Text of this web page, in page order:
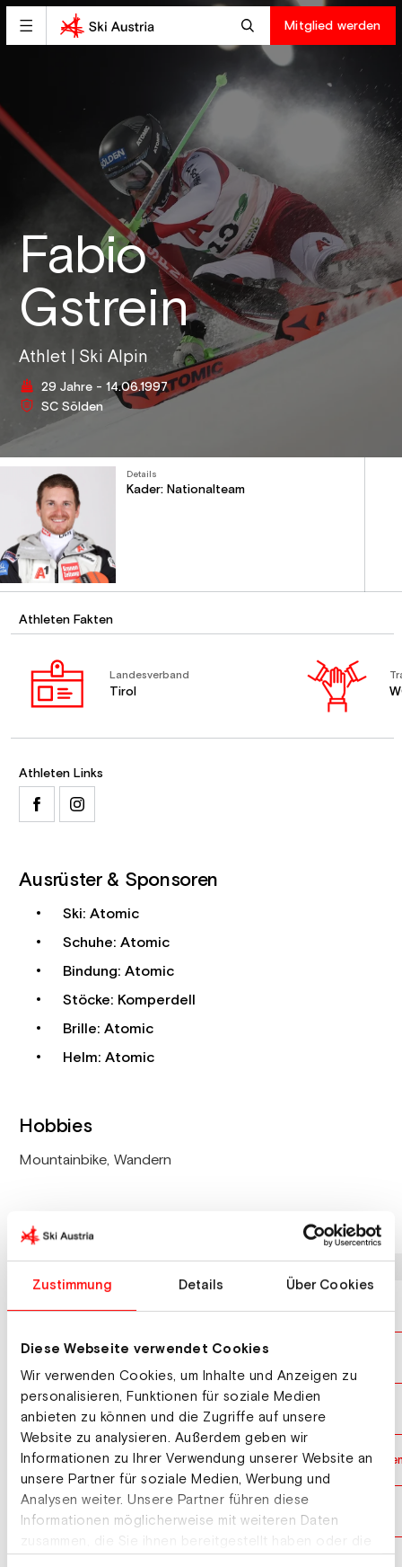
Zustimmung Details Über Cookies
Diese Webseite verwendet Cookies
Wir verwenden Cookies, um Inhalte und Anzeigen zu
personalisieren, Funktionen für soziale Medien
anbieten zu können und die Zugriffe auf unsere
Website zu analysieren. Außerdem geben wir
Informationen zu Ihrer Verwendung unserer Website an
unsere Partner für soziale Medien, Werbung und
Analysen weiter. Unsere Partner führen diese
Informationen möglicherweise mit weiteren Daten
zusammen, die Sie ihnen bereitgestellt haben oder die
Mitglied werden
Fabio
Gstrein
Athlet | Ski Alpin
29 Jahre - 14.06.1997
SC Sölden
Details
Kader: Nationalteam
Athleten Fakten
Landesverband
Tirol
Athleten Links
Ausrüster & Sponsoren
Ski: Atomic
Schuhe: Atomic
Bindung: Atomic
Stöcke: Komperdell
Brille: Atomic
Helm: Atomic
Hobbies
Mountainbike, Wandern
Letzte Ergebnisse
Datum Wettbewerb
25.03.2026 Weltcup Slalom Herren
08.03.2026 Weltcup Slalom Herren
16.02.2026 Olympische Winterspiele Slalom Herren
09.02.2026 Olympische Winterspiele Team Kombination
28.01.2026